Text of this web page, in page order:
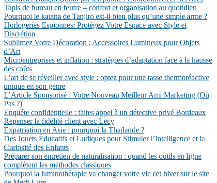
Tapis de bureau en feutre – confort et organisation au quotidien
Pourquoi le katana de Tanjiro est-il bien plus qu’une simple arme ?
Horlogeries Espionnes: Protégez Votre Espace avec Style et
Discrétion
Sublimez Votre Décoration : Accessoires Lumineux pour Objets
d’Art
Microentreprises et inflation : stratégies d’adaptation face à la hausse
des coûts
L’art de se réveiller avec style : optez pour une tasse thermoréactive
unique en son genre
L’Article Sponsorisé : Votre Nouveau Meilleur Ami Marketing (Ou
Pas ?)
Enquête confidentielle : faites appel à un détective privé Bordeaux
Repenser la fidélité client avec Lecy
Expatriation en Asie : pourquoi la Thaïlande ?
Des Jouets Éducatifs et Ludiques pour Stimuler l’Intelligence et la
Curiosité des Enfants
Préparer son entretien de naturalisation : quand les outils en ligne
complètent les méthodes classiques
Pourquoi la luminothérapie va changer votre vie cet hiver sur le site